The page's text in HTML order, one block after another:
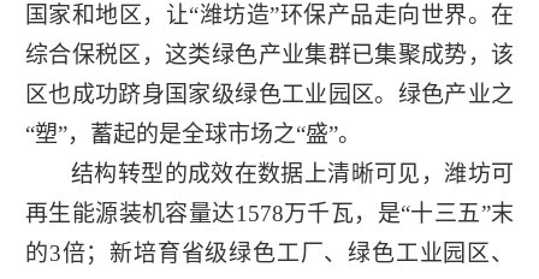
国家和地区，让“潍坊造”环保产品走向世界。在
综合保税区，这类绿色产业集群已集聚成势，该
区也成功跻身国家级绿色工业园区。绿色产业之
“塑”，蓄起的是全球市场之“盛”。
结构转型的成效在数据上清晰可见，潍坊可
再生能源装机容量达1578万千瓦，是“十三五”末
的3倍；新培育省级绿色工厂、绿色工业园区、